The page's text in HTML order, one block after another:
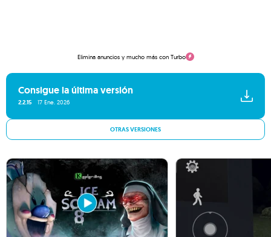
Elimina anuncios y mucho más con Turbo
Consigue la última versión
2.2.15 17 Ene. 2026
OTRAS VERSIONES